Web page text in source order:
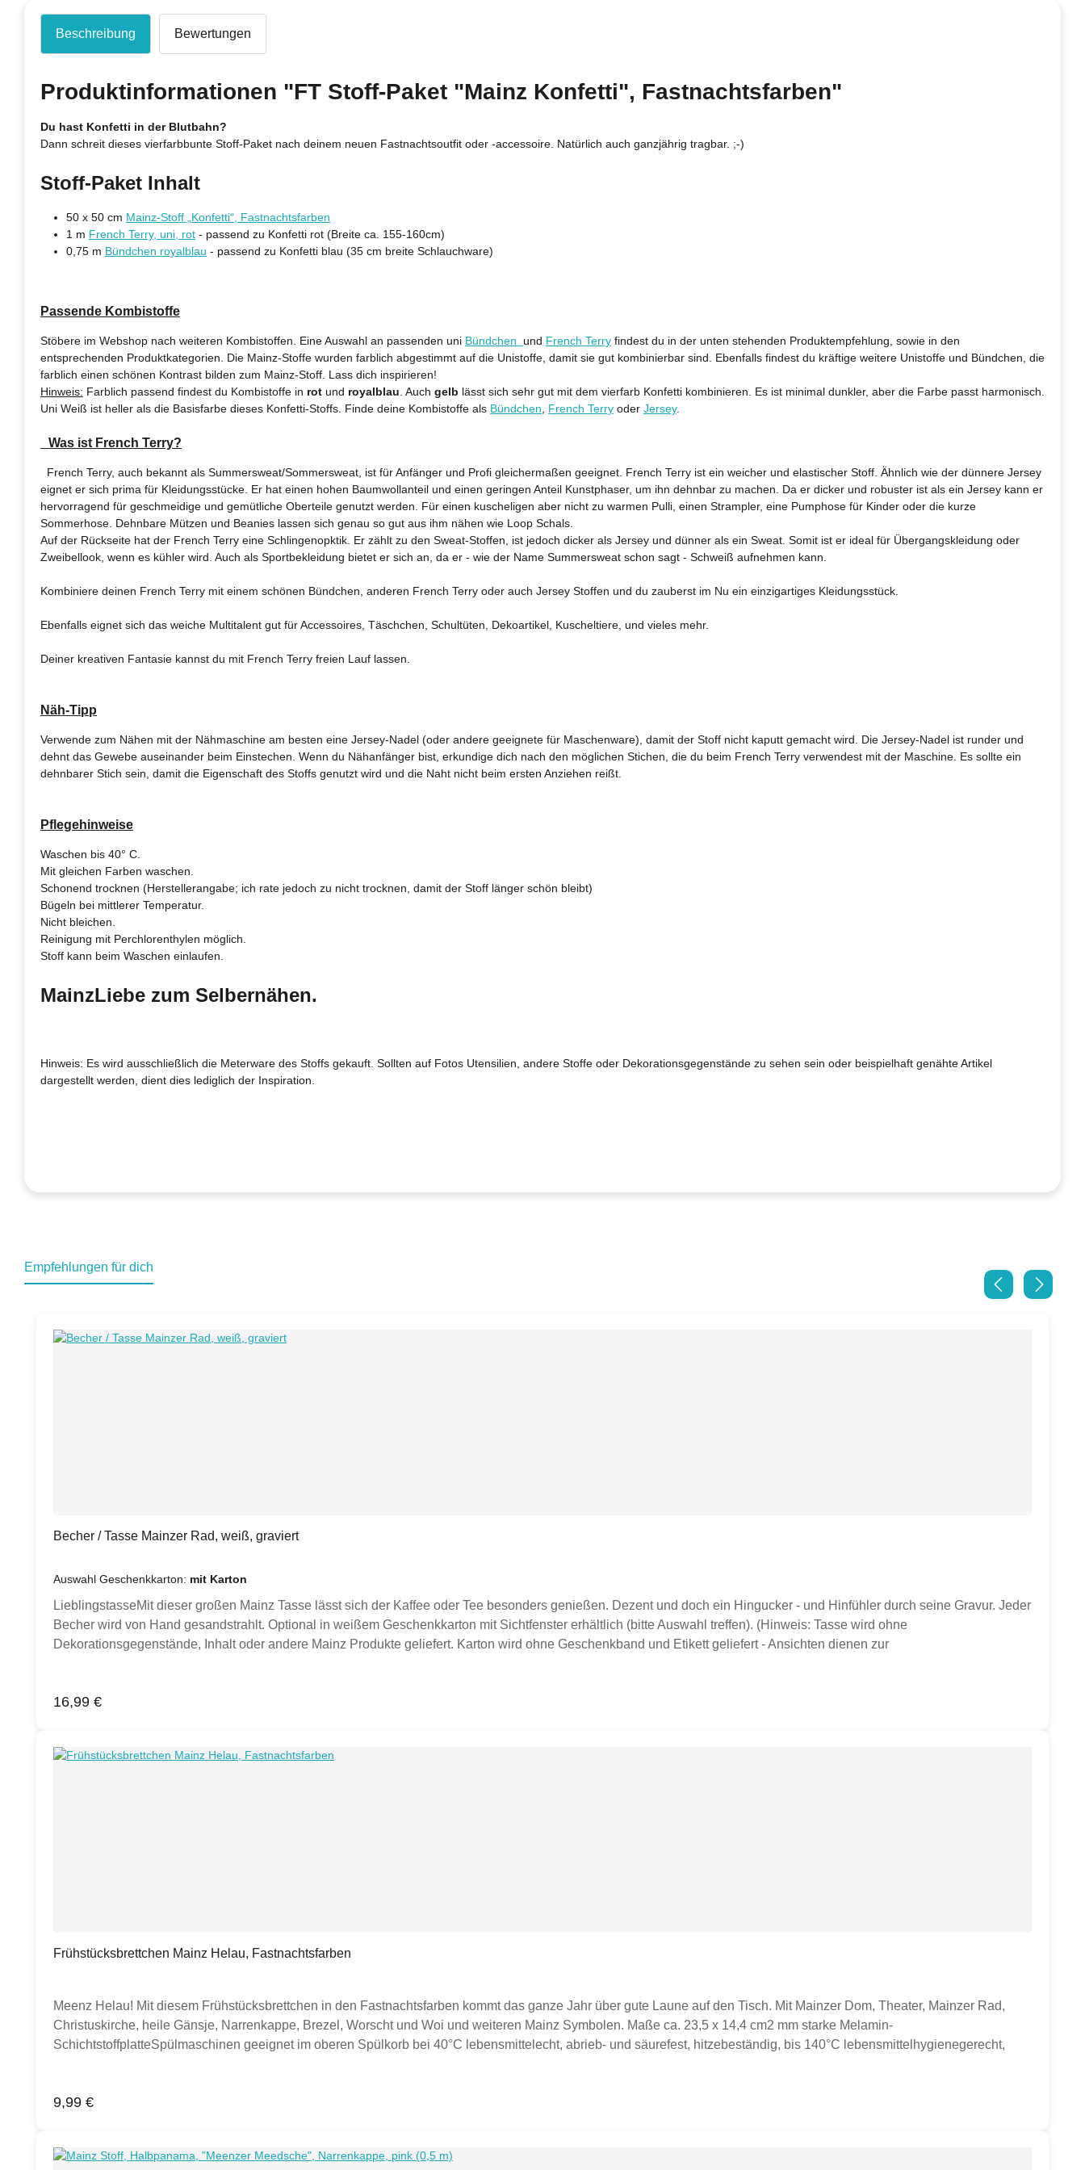
Beschreibung Bewertungen
Produktinformationen "FT Stoff-Paket "Mainz Konfetti", Fastnachtsfarben"
Du hast Konfetti in der Blutbahn?
Dann schreit dieses vierfarbbunte Stoff-Paket nach deinem neuen Fastnachtsoutfit oder -accessoire. Natürlich auch ganzjährig tragbar. ;-)
Stoff-Paket Inhalt
50 x 50 cm Mainz-Stoff „Konfetti“, Fastnachtsfarben
1 m French Terry, uni, rot - passend zu Konfetti rot (Breite ca. 155-160cm)
0,75 m Bündchen royalblau - passend zu Konfetti blau (35 cm breite Schlauchware)
Passende Kombistoffe
Stöbere im Webshop nach weiteren Kombistoffen. Eine Auswahl an passenden uni Bündchen und French Terry findest du in der unten stehenden Produktempfehlung, sowie in den
entsprechenden Produktkategorien. Die Mainz-Stoffe wurden farblich abgestimmt auf die Unistoffe, damit sie gut kombinierbar sind. Ebenfalls findest du kräftige weitere Unistoffe und Bündchen, die
farblich einen schönen Kontrast bilden zum Mainz-Stoff. Lass dich inspirieren!
Hinweis: Farblich passend findest du Kombistoffe in rot und royalblau . Auch gelb lässt sich sehr gut mit dem vierfarb Konfetti kombinieren. Es ist minimal dunkler, aber die Farbe passt harmonisch.
Uni Weiß ist heller als die Basisfarbe dieses Konfetti-Stoffs. Finde deine Kombistoffe als Bündchen French Terry oder Jersey.
Was ist French Terry?
French Terry, auch bekannt als Summersweat/Sommersweat, ist für Anfänger und Profi gleichermaßen geeignet. French Terry ist ein weicher und elastischer Stoff. Ähnlich wie der dünnere Jersey
eignet er sich prima für Kleidungsstücke. Er hat einen hohen Baumwollanteil und einen geringen Anteil Kunstphaser, um ihn dehnbar zu machen. Da er dicker und robuster ist als ein Jersey kann er
hervorragend für geschmeidige und gemütliche Oberteile genutzt werden. Für einen kuscheligen aber nicht zu warmen Pulli, einen Strampler, eine Pumphose für Kinder oder die kurze
Sommerhose. Dehnbare Mützen und Beanies lassen sich genau so gut aus ihm nähen wie Loop Schals.
Auf der Rückseite hat der French Terry eine Schlingenopktik. Er zählt zu den Sweat-Stoffen, ist jedoch dicker als Jersey und dünner als ein Sweat. Somit ist er ideal für Übergangskleidung oder
Zweibellook, wenn es kühler wird. Auch als Sportbekleidung bietet er sich an, da er - wie der Name Summersweat schon sagt - Schweiß aufnehmen kann.
Kombiniere deinen French Terry mit einem schönen Bündchen, anderen French Terry oder auch Jersey Stoffen und du zauberst im Nu ein einzigartiges Kleidungsstück.
Ebenfalls eignet sich das weiche Multitalent gut für Accessoires, Täschchen, Schultüten, Dekoartikel, Kuscheltiere, und vieles mehr.
Deiner kreativen Fantasie kannst du mit French Terry freien Lauf lassen.
Näh-Tipp
Verwende zum Nähen mit der Nähmaschine am besten eine Jersey-Nadel (oder andere geeignete für Maschenware), damit der Stoff nicht kaputt gemacht wird. Die Jersey-Nadel ist runder und
dehnt das Gewebe auseinander beim Einstechen. Wenn du Nähanfänger bist, erkundige dich nach den möglichen Stichen, die du beim French Terry verwendest mit der Maschine. Es sollte ein
dehnbarer Stich sein, damit die Eigenschaft des Stoffs genutzt wird und die Naht nicht beim ersten Anziehen reißt.
Pflegehinweise
Waschen bis 40° C.
Mit gleichen Farben waschen.
Schonend trocknen (Herstellerangabe; ich rate jedoch zu nicht trocknen, damit der Stoff länger schön bleibt)
Bügeln bei mittlerer Temperatur.
Nicht bleichen.
Reinigung mit Perchlorenthylen möglich.
Stoff kann beim Waschen einlaufen.
MainzLiebe zum Selbernähen.
Hinweis: Es wird ausschließlich die Meterware des Stoffs gekauft. Sollten auf Fotos Utensilien, andere Stoffe oder Dekorationsgegenstände zu sehen sein oder beispielhaft genähte Artikel
dargestellt werden, dient dies lediglich der Inspiration.
Empfehlungen für dich
Becher / Tasse Mainzer Rad, weiß, graviert
Auswahl Geschenkkarton: mit Karton
LieblingstasseMit dieser großen Mainz Tasse lässt sich der Kaffee oder Tee besonders genießen. Dezent und doch ein Hingucker - und Hinfühler durch seine Gravur. Jeder
Becher wird von Hand gesandstrahlt. Optional in weißem Geschenkkarton mit Sichtfenster erhältlich (bitte Auswahl treffen). (Hinweis: Tasse wird ohne
Dekorationsgegenstände, Inhalt oder andere Mainz Produkte geliefert. Karton wird ohne Geschenkband und Etikett geliefert - Ansichten dienen zur
Regulärer Preis:
16,99 €
Frühstücksbrettchen Mainz Helau, Fastnachtsfarben
Meenz Helau! Mit diesem Frühstücksbrettchen in den Fastnachtsfarben kommt das ganze Jahr über gute Laune auf den Tisch. Mit Mainzer Dom, Theater, Mainzer Rad,
Christuskirche, heile Gänsje, Narrenkappe, Brezel, Worscht und Woi und weiteren Mainz Symbolen. Maße ca. 23,5 x 14,4 cm2 mm starke Melamin-
SchichtstoffplatteSpülmaschinen geeignet im oberen Spülkorb bei 40°C lebensmittelecht, abrieb- und säurefest, hitzebeständig, bis 140°C lebensmittelhygienegerecht,
zur Inspiration und als Anschauungsbeispiele. Die Farben können chargenbedingt abweichen.
Regulärer Preis:
9,99 €